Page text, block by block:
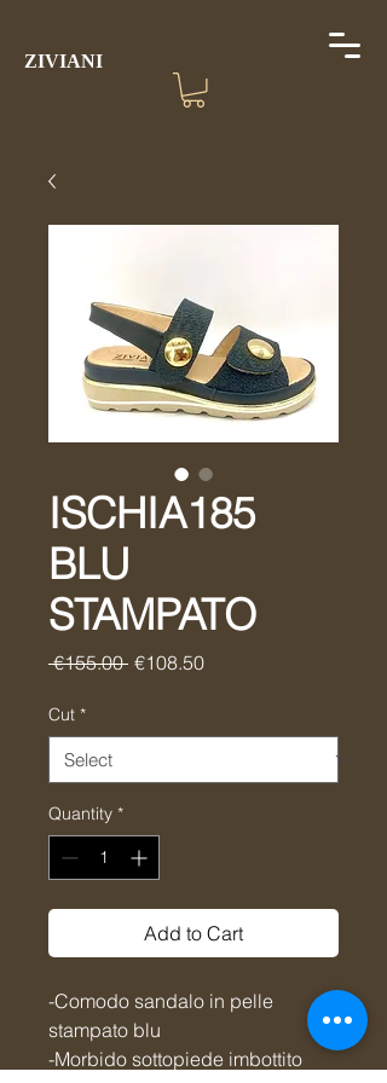
ZIVIANI
ISCHIA185
BLU
STAMPATO
€155.00 Regular
€108.50Sale
Cut *
Quantity *
Add to Cart
-Comodo sandalo in pelle
stampato blu
-Morbido sottopiede imbottito